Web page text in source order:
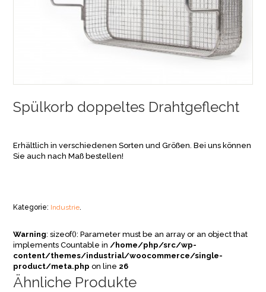
Spülkorb doppeltes Drahtgeflecht
Erhältlich in verschiedenen Sorten und Größen. Bei uns können
Sie auch nach Maß bestellen!
Kategorie: Industrie.
Warning: sizeof(): Parameter must be an array or an object that
implements Countable in/home/php/src/wp-
content/themes/industrial/woocommerce/single-
product/meta.php on line 26
Ähnliche Produkte